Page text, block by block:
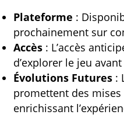
Plateforme :
prochainement sur
Accès : L’accès
d’explorer le jeu
Évolutions Futures :
promettent des
enrichissant